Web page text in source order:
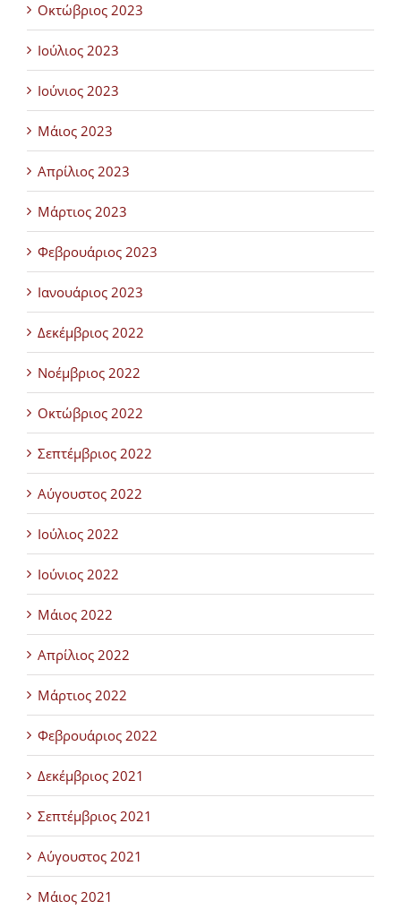
Οκτώβριος 2023
Ιούλιος 2023
Ιούνιος 2023
Μάιος 2023
Απρίλιος 2023
Μάρτιος 2023
Φεβρουάριος 2023
Ιανουάριος 2023
Δεκέμβριος 2022
Νοέμβριος 2022
Οκτώβριος 2022
Σεπτέμβριος 2022
Αύγουστος 2022
Ιούλιος 2022
Ιούνιος 2022
Μάιος 2022
Απρίλιος 2022
Μάρτιος 2022
Φεβρουάριος 2022
Δεκέμβριος 2021
Σεπτέμβριος 2021
Αύγουστος 2021
Μάιος 2021